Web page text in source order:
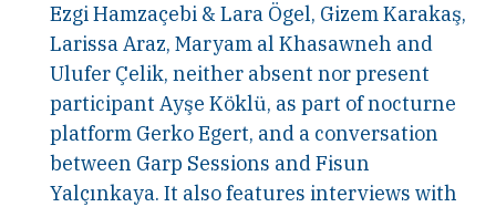
Ezgi Hamzaçebi & Lara Ögel, Gizem Karakaş,
Larissa Araz, Maryam al Khasawneh and
Ulufer Çelik, neither absent nor present
participant Ayşe Köklü, as part of nocturne
platform Gerko Egert, and a conversation
between Garp Sessions and Fisun
Yalçınkaya. It also features interviews with